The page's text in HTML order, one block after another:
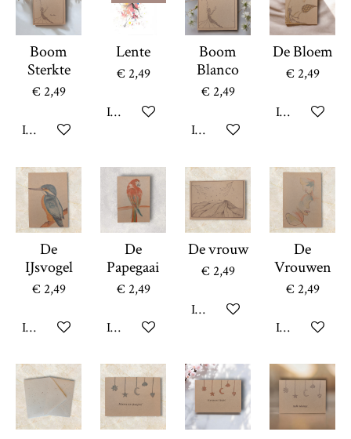
Boom
Sterkte
€ 2,49
In winkelwagen
Lente
€ 2,49
In winkelwagen
Boom
Blanco
€ 2,49
In winkelwagen
De Bloem
€ 2,49
In
De
IJsvogel
€ 2,49
In winkelwagen
De
Papegaai
€ 2,49
In winkelwagen
De vrouw
€ 2,49
In winkelwagen
De
Vrouwen
€ 2,49
In